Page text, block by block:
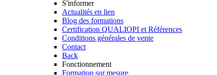
S'informer
Actualités en lien
Blog des formations
Certification QUALIOPI et Références
Conditions générales de vente
Contact
Back
Fonctionnement
Formation sur mesure